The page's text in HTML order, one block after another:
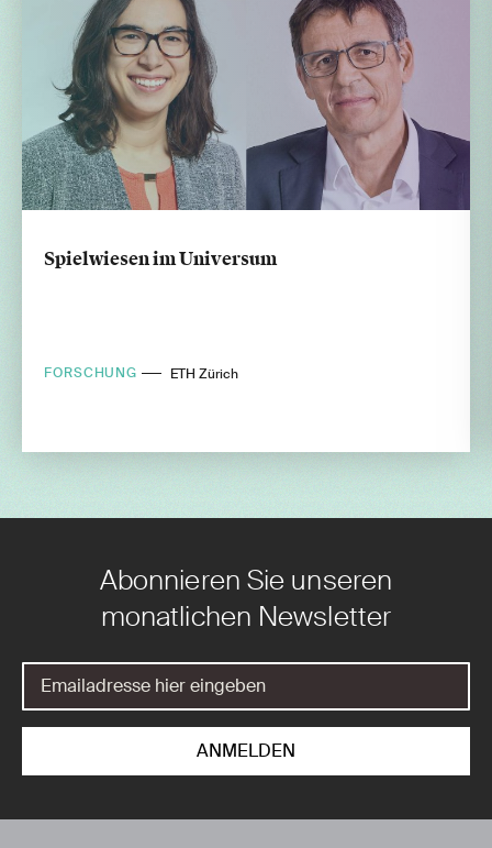
Spielwiesen im Universum
FORSCHUNG ETH Zürich
Abonnieren Sie unseren
monatlichen Newsletter